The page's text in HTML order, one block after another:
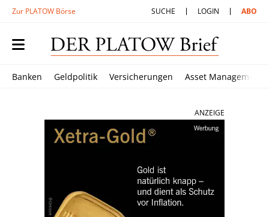
Zur PLATOW Börse SUCHE LOGIN ABO
Banken Geldpolitik Versicherungen Asset Management
ANZEIGE